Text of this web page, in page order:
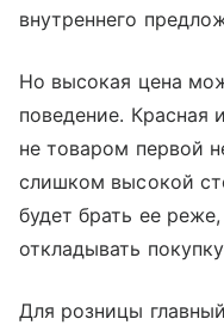
внутреннего
Но высокая цена
поведение. Красная
не товаром первой
слишком высокой
будет брать ее
откладывать
Для розницы